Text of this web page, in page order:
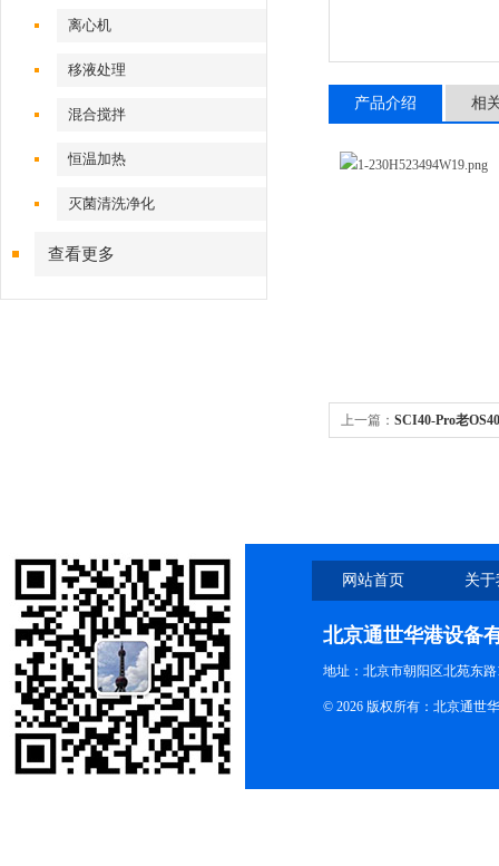
离心机
移液处理
混合搅拌
恒温加热
灭菌清洗净化
查看更多
产品介绍 相
上一篇： SCI40-Pro老
网站首页 关
北京通世华港设备
地址：北京市朝阳区北苑东路
© 2026 版权所有：北京通世